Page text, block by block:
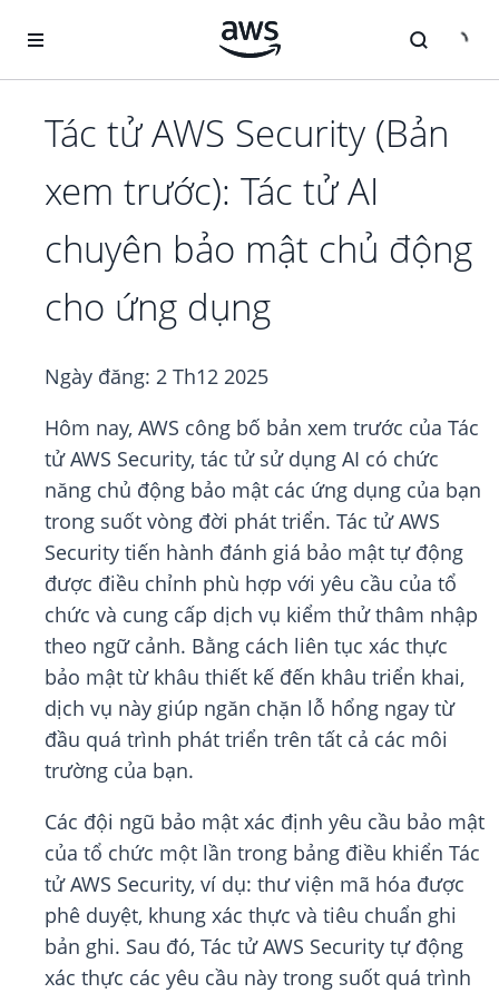
Tác tử AWS Security (Bản
xem trước): Tác tử AI
chuyên bảo mật chủ động
cho ứng dụng
Ngày đăng: 2 Th12 2025
Hôm nay, AWS công bố bản xem trước của Tác
tử AWS Security, tác tử sử dụng AI có chức
năng chủ động bảo mật các ứng dụng của bạn
trong suốt vòng đời phát triển. Tác tử AWS
Security tiến hành đánh giá bảo mật tự động
được điều chỉnh phù hợp với yêu cầu của tổ
chức và cung cấp dịch vụ kiểm thử thâm nhập
theo ngữ cảnh. Bằng cách liên tục xác thực
bảo mật từ khâu thiết kế đến khâu triển khai,
dịch vụ này giúp ngăn chặn lỗ hổng ngay từ
đầu quá trình phát triển trên tất cả các môi
trường của bạn.
Các đội ngũ bảo mật xác định yêu cầu bảo mật
của tổ chức một lần trong bảng điều khiển Tác
tử AWS Security, ví dụ: thư viện mã hóa được
phê duyệt, khung xác thực và tiêu chuẩn ghi
bản ghi. Sau đó, Tác tử AWS Security tự động
xác thực các yêu cầu này trong suốt quá trình